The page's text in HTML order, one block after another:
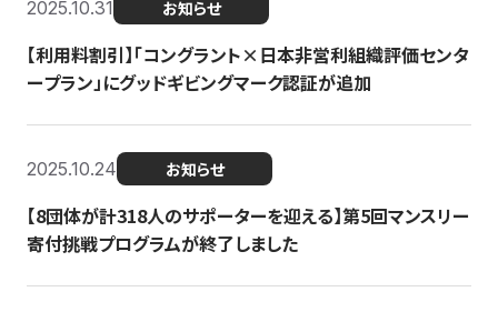
2025.10.31 お知らせ
【利用料割引】「コングラント×日本非営利組織評価センタ
ープラン」にグッドギビングマーク認証が追加
2025.10.24 お知らせ
【8団体が計318人のサポーターを迎える】​​第5回マンスリー
寄付挑戦プログラムが終了しました